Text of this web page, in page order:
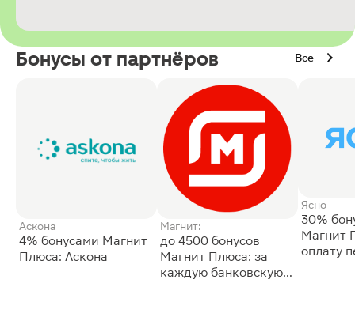
Бонусы от партнёров Все
Аскона
4% бонусами Магнит
Плюса: Аскона
Магнит:
до 4500 бонусов
Магнит Плюса: за
каждую банковскую
Ясно
30%
Магнит
оплату